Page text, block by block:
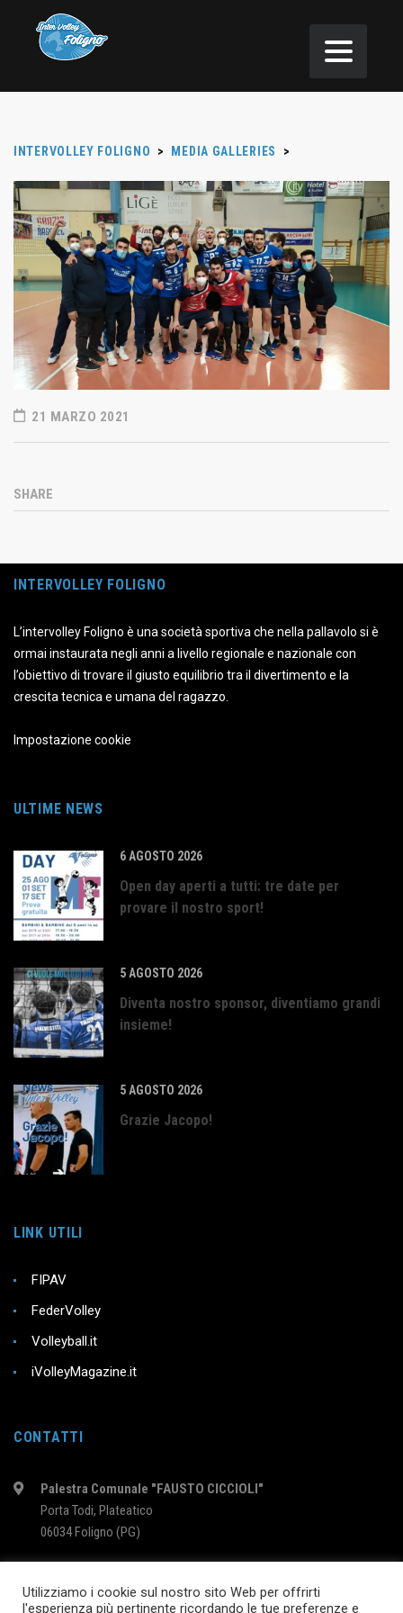
INTERVOLLEY FOLIGNO > MEDIA GALLERIES >
21 MARZO 2021
SHARE
INTERVOLLEY FOLIGNO
L’intervolley Foligno è una società sportiva che nella pallavolo si è
ormai instaurata negli anni a livello regionale e nazionale con
l’obiettivo di trovare il giusto equilibrio tra il divertimento e la
crescita tecnica e umana del ragazzo.
Impostazione cookie
ULTIME NEWS
6 AGOSTO 2026
Open day aperti a tutti: tre date per
provare il nostro sport!
5 AGOSTO 2026
Diventa nostro sponsor, diventiamo grandi
insieme!
5 AGOSTO 2026
Grazie Jacopo!
LINK UTILI
FIPAV
FederVolley
Volleyball.it
iVolleyMagazine.it
CONTATTI
Palestra Comunale "FAUSTO CICCIOLI"
Porta Todi, Plateatico
06034 Foligno (PG)
Utilizziamo i cookie sul nostro sito Web per offrirti
l'esperienza più pertinente ricordando le tue preferenze e